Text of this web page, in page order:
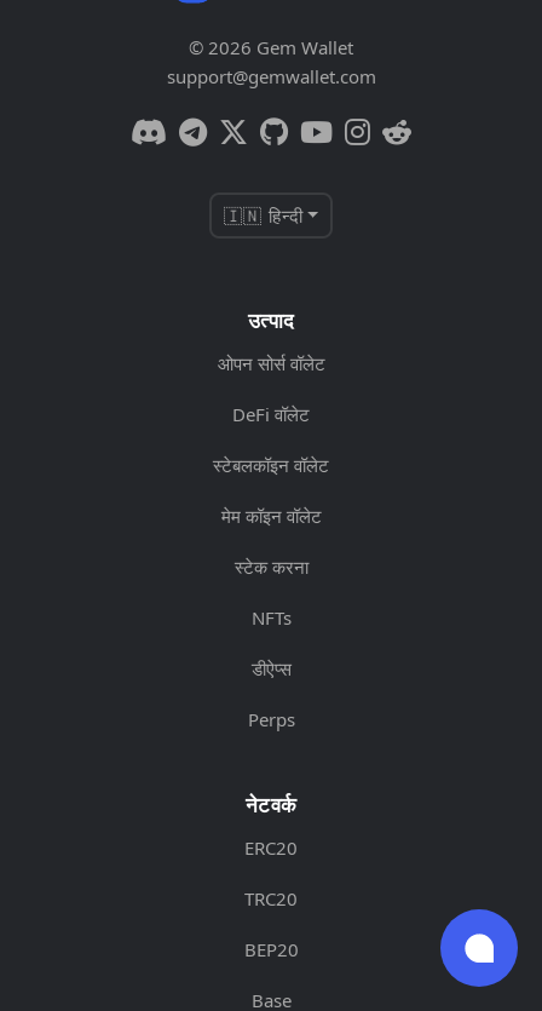
© 2026 Gem Wallet
support@gemwallet.com
🇮🇳 हिन्दी
उत्पाद
ओपन सोर्स वॉलेट
DeFi वॉलेट
स्टेबलकॉइन वॉलेट
मेम कॉइन वॉलेट
स्टेक करना
NFTs
डीऐप्स
Perps
नेटवर्क
ERC20
TRC20
BEP20
Base